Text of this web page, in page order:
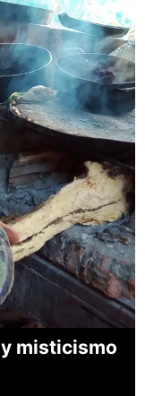
misticismo